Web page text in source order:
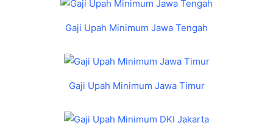
Gaji Upah Minimum Jawa Tengah
Gaji Upah Minimum Jawa Timur